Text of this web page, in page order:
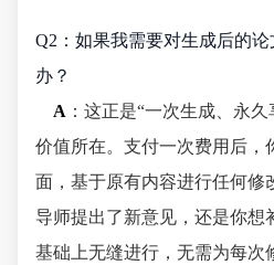
Q2：如果我需要对生成后的
办？
A ：这正是“一次生成、永久
价值所在。支付一次费用后，
面，基于原有内容进行任何修
导师提出了新意见，还是你想
基础上无缝进行，无需为每次